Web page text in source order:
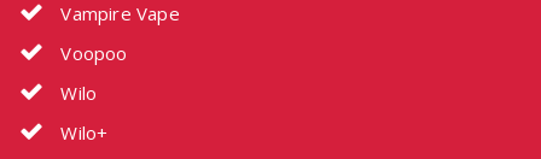
Vampire Vape
Voopoo
Wilo
Wilo+